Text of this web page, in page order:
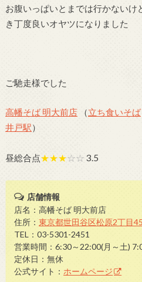
お腹いっぱいとまでは行かないけ
き丁度良いオヤツになりました
ご馳走様でした
高幡そば 明大前店（立ち食いそば
井戸駅）
昼総合点★★★☆☆ 3.5
店舗情報
店名：高幡そば 明大前店
住所：東京都世田谷区松原2丁目
TEL：03-5301-2451
営業時間：6:30～22:00(月～土)
定休日：無休
公式サイト： ホームページ